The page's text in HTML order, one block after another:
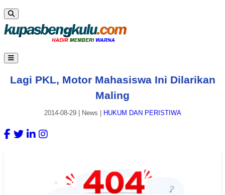
Lagi PKL, Motor Mahasiswa Ini Dilarikan
Maling
2014-08-29| News HUKUM DAN PERISTIWA